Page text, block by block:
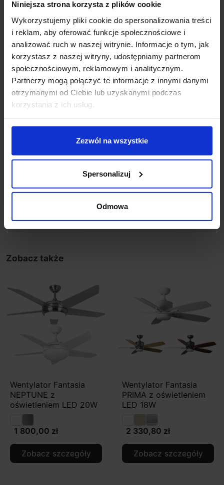
Niniejsza strona korzysta z plików cookie
Wykorzystujemy pliki cookie do spersonalizowania treści
i reklam, aby oferować funkcje społecznościowe i
analizować ruch w naszej witrynie. Informacje o tym, jak
korzystasz z naszej witryny, udostępniamy partnerom
społecznościowym, reklamowym i analitycznym.
Partnerzy mogą połączyć te informacje z innymi danymi
otrzymanymi od Ciebie lub uzyskanymi podczas
korzystania z ich usług.
Zezwól na wszystkie
Spersonalizuj
Odmowa
Opis
Parametry
wysokość (cm): 45-48
średnica (cm): 132
ilość źródeł: 1
rodzaj trzonka: LED zintegrowany
max moc źródła: 18 W/40 W
możliwość ściemniania: Nie
kolor lampy: brązowy i odcienie brązu
materiał: metal/szkło/tworzywo
Zobacz także
Wentylator Fantasia
NEPTUNE z
oświetleniem LED 20W
1 800,00 zł
Zobacz szczegóły
Wentylator Fantasia
PRIMA z oświetleniem
LED 18W
2 330,80 zł
Zobacz szczegóły